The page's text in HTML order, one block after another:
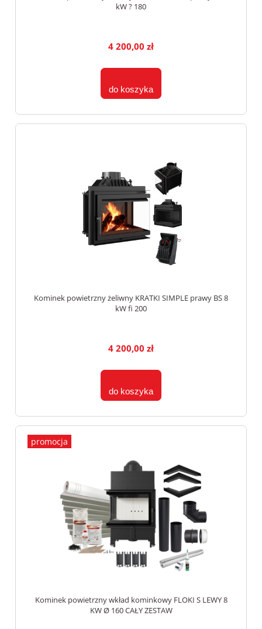
kW ? 180
4 200,00 zł
do koszyka
Kominek powietrzny żeliwny KRATKI SIMPLE prawy BS 8
kW fi 200
4 200,00 zł
do koszyka
Kominek powietrzny wkład kominkowy FLOKI S LEWY 8
KW Ø 160 CAŁY ZESTAW
promocja